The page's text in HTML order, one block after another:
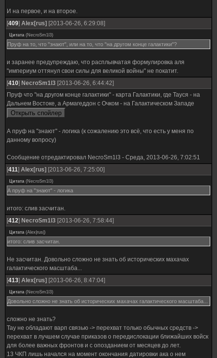
И на первое, и на второе.
[409] Alex[rus] [2013-06-26, 6:29:08]
Цитата (NecroSm1l3)
Пруф на то, что "знают", или на то, что "на другом конце галактики"?
и заранее предупреждаю, что расплывчатая формулировка аля
"империум оттянул свои силы для великой войны" не покатит.
[410] NecroSm1l3 [2013-06-26, 6:44:42]
Пруф что "на другом конце галактики" - карта Галактики, где Тауся - на
Дальнем Востоке, а Армагеддон с Очком - на Галактическом Западе
А пруф на "знают" - логика (к сожалению это всё, что есть у меня по
данному вопросу)
Сообщение отредактировал NecroSm1l3 - Среда, 2013-06-26, 7:02:51
[411] Alex[rus] [2013-06-26, 7:25:00]
Цитата (NecroSm1l3)
А пруф на "знают" - логика
итого: слив засчитан.
[412] NecroSm1l3 [2013-06-26, 7:58:44]
Цитата (Alex|rus| )
итого: слив засчитан.
Не засчитан. Довольно сложно не знать об исторических махачах
галактического масштаба...
[413] Alex[rus] [2013-06-26, 8:47:04]
Цитата (NecroSm1l3)
Довольно сложно не знать об исторических махачах галактического масштаба...
сложно не знать?
Тау не обладают варп связью -> перехват только обычных средств ->
перехват в лучшем случае приказов о передислокации ближайших войск
для более важных фронтов и с опозданием от месяцев до лет.
13 ЧКП лишь начался на момент окончания датировки ака о нем